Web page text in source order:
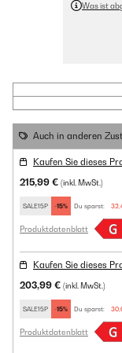
Was ist
Auch in anderen
Kaufen Sie dieses
215,99 € (inkl. MwSt.)
SALE15P -15% Du sparst:
Produktdatenblatt
Kaufen Sie dieses
203,99 € (inkl. MwSt.)
SALE15P -15% Du sparst:
Produktdatenblatt